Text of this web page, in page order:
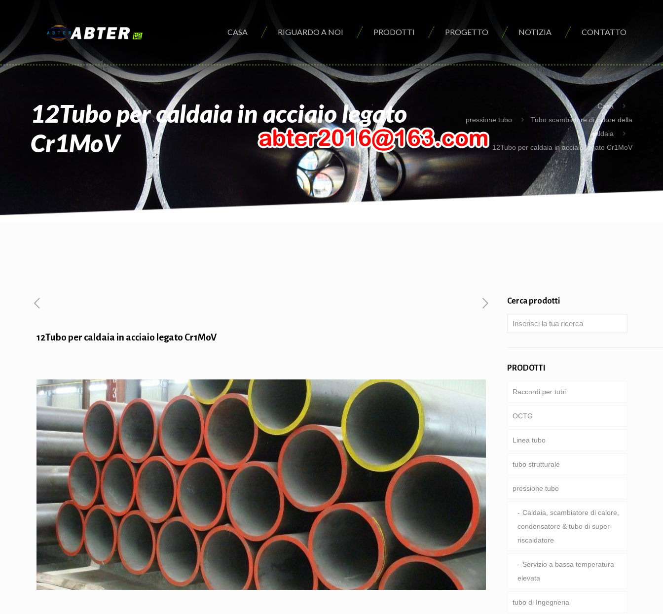
CASA RIGUARDO A NOI PRODOTTI PROGETTO NOTIZIA CONTATTO
12Tubo per caldaia in acciaio legato
Cr1MoV
Casa
pressione tubo
Tubo scambiatore di calore della
caldaia
12Tubo per caldaia in acciaio legato Cr1MoV
12Tubo per caldaia in acciaio legato Cr1MoV
Cerca prodotti
PRODOTTI
Raccordi per tubi
OCTG
Tubi & involucro
Asta di perforazione
aste di perforazione Pesante &
Linea tubo
conduttura Comune
Servizio speciale e rivestiti &
tubo strutturale
Rotondo, Piazza & tubo
Tubo zincato
perforazione
pressione tubo
Caldaia, scambiatore di calore,
condensatore & tubo di super-
riscaldatore
Servizio a bassa temperatura
elevata
tubo di Ingegneria